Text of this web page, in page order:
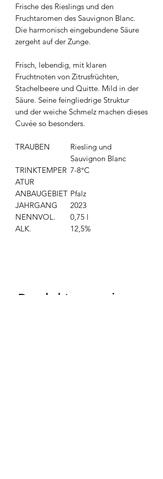
Frische des Rieslings und den
Fruchtaromen des Sauvignon Blanc.
Die harmonisch eingebundene Säure
zergeht auf der Zunge.
Frisch, lebendig, mit klaren
Fruchtnoten von Zitrusfrüchten,
Stachelbeere und Quitte. Mild in der
Säure. Seine feingliedrige Struktur
und der weiche Schmelz machen dieses
Cuvée so besonders.
TRAUBEN
Riesling und
Sauvignon Blanc
TRINKTEMPER
ATUR
7-8°C
ANBAUGEBIET Pfalz
JAHRGANG
2023
NENNVOL.
0,75 l
ALK.
12,5%
Produktrezensionen